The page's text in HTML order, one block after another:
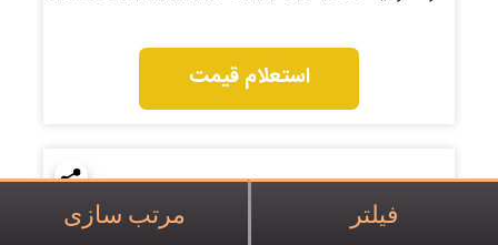
فیلتر مرتب سازی
استعلام قیمت